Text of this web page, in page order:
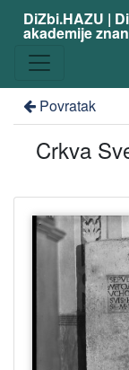
DiZbi.HAZU |
akademije
Povratak
Crkva